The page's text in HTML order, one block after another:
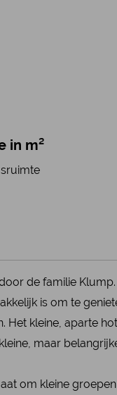
in m²
de familie Klump.
is om te
Het kleine, aparte
maar
om kleine